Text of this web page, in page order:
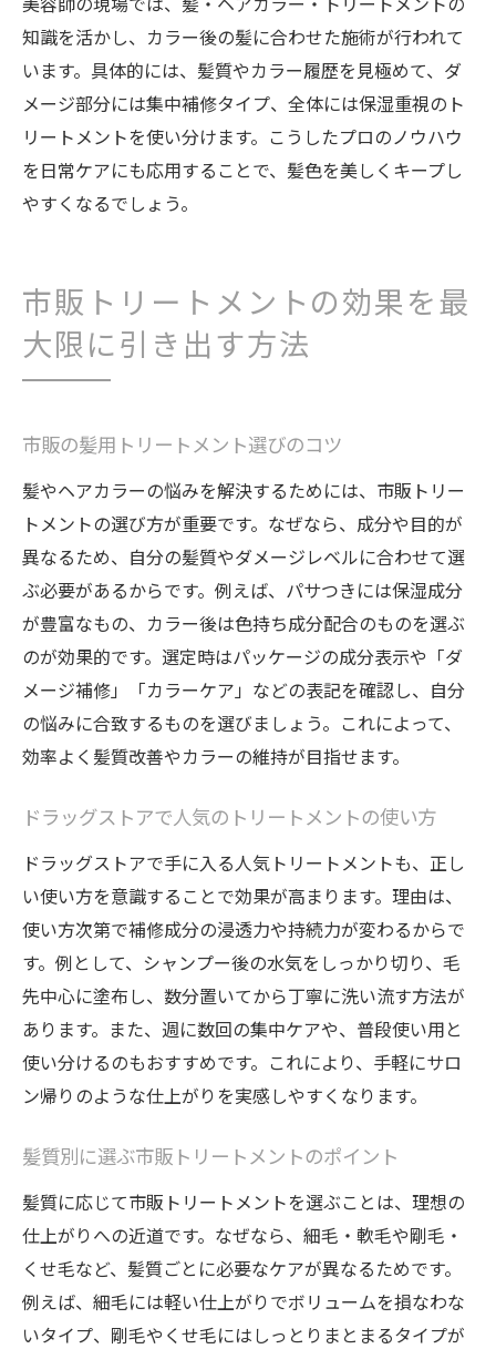
知識を活かし、カラー後の髪に合わせた施術が行われて
います。具体的には、髪質やカラー履歴を見極めて、ダ
メージ部分には集中補修タイプ、全体には保湿重視のト
リートメントを使い分けます。こうしたプロのノウハウ
を日常ケアにも応用することで、髪色を美しくキープし
やすくなるでしょう。
市販トリートメントの効果を最
大限に引き出す方法
市販の髪用トリートメント選びのコツ
髪やヘアカラーの悩みを解決するためには、市販トリー
トメントの選び方が重要です。なぜなら、成分や目的が
異なるため、自分の髪質やダメージレベルに合わせて選
ぶ必要があるからです。例えば、パサつきには保湿成分
が豊富なもの、カラー後は色持ち成分配合のものを選ぶ
のが効果的です。選定時はパッケージの成分表示や「ダ
メージ補修」「カラーケア」などの表記を確認し、自分
の悩みに合致するものを選びましょう。これによって、
効率よく髪質改善やカラーの維持が目指せます。
ドラッグストアで人気のトリートメントの使い方
ドラッグストアで手に入る人気トリートメントも、正し
い使い方を意識することで効果が高まります。理由は、
使い方次第で補修成分の浸透力や持続力が変わるからで
す。例として、シャンプー後の水気をしっかり切り、毛
先中心に塗布し、数分置いてから丁寧に洗い流す方法が
あります。また、週に数回の集中ケアや、普段使い用と
使い分けるのもおすすめです。これにより、手軽にサロ
ン帰りのような仕上がりを実感しやすくなります。
髪質別に選ぶ市販トリートメントのポイント
髪質に応じて市販トリートメントを選ぶことは、理想の
仕上がりへの近道です。なぜなら、細毛・軟毛や剛毛・
くせ毛など、髪質ごとに必要なケアが異なるためです。
例えば、細毛には軽い仕上がりでボリュームを損なわな
いタイプ、剛毛やくせ毛にはしっとりまとまるタイプが